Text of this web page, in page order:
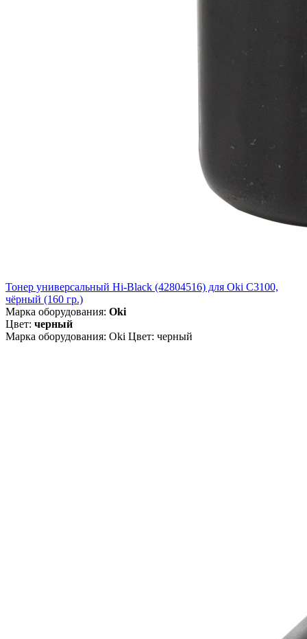
Тонер универсальный Hi-Black (42804516) для Oki С3100,
чёрный (160 гр.)
Марка оборудования: Oki
Цвет: черный
Марка оборудования: Oki Цвет: черный